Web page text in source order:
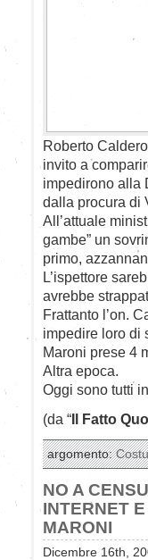
Roberto
invito a
impedirono alla
dalla procura di
All’attuale
gambe” un
primo,
L’ispettore
avrebbe
Frattanto l’on.
impedire loro di
Maroni prese 4
Altra epoca.
Oggi sono tutti
(da “Il Fatto
argomento:
NO A
INTERNET
MARONI
Dicembre 16th,